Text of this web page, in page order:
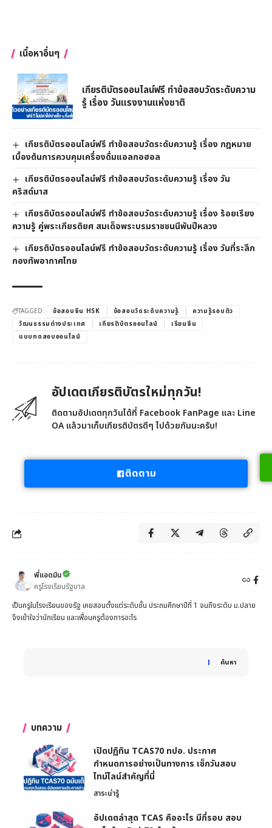
เนื้อหาอื่นๆ
เกียรติบัตรออนไลน์ฟรี ทำข้อสอบวัดระดับความ
รู้ เรื่อง วันแรงงานแห่งชาติ
เกียรติบัตรออนไลน์ฟรี ทำข้อสอบวัดระดับความรู้ เรื่อง กฎหมาย
เบื้องต้นการควบคุมเครื่องดื่มแอลกอฮอล
เกียรติบัตรออนไลน์ฟรี ทำข้อสอบวัดระดับความรู้ เรื่อง วัน
คริสต์มาส
เกียรติบัตรออนไลน์ฟรี ทำข้อสอบวัดระดับความรู้ เรื่อง ร้อยเรียง
ความรู้ คู่พระเกียรติยศ สมเด็จพระบรมราชชนนีพันปีหลวง
เกียรติบัตรออนไลน์ฟรี ทำข้อสอบวัดระดับความรู้ เรื่อง วันที่ระลึก
กองทัพอากาศไทย
TAGGED: ข้อสอบจีน HSK ข้อสอบวัดระดับความรู้
ความรู้รอบตัว
วัฒนธรรมต่างประเทศ
เกียรติบัตรออนไลน์
เรียนจีน
แบบทดสอบออนไลน์
อัปเดตเกียรติบัตรใหม่ทุกวัน!
ติดตามอัปเดตทุกวันได้ที่ Facebook FanPage และ Line
OA แล้วมาเก็บเกียรติบัตรดีๆ ไปด้วยกันนะครับ!
ติดตาม
พี่แอดมิน
ครูโรงเรียนรัฐบาล
เป็นครูในโรงเรียนของรัฐ เคยสอนตั้งแต่ระดับชั้น ประถมศึกษาปีที่ 1 จนถึงระดับ ม.ปลาย
จึงเข้าใจว่านักเรียน และเพื่อนครูต้องการอะไร
ค้นหา
When autocomplete results are available use up and
บทความ
เปิดปฏิทิน TCAS70 ทปอ. ประกาศ
กำหนดการอย่างเป็นทางการ เช็กวันสอบ
ไทม์ไลน์สำคัญที่นี่
สาระน่ารู้
อัปเดตล่าสุด TCAS คืออะไร มีกี่รอบ สอบ